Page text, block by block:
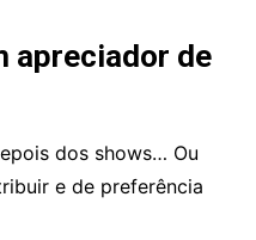
apreciador de
dos shows… Ou
e de preferência